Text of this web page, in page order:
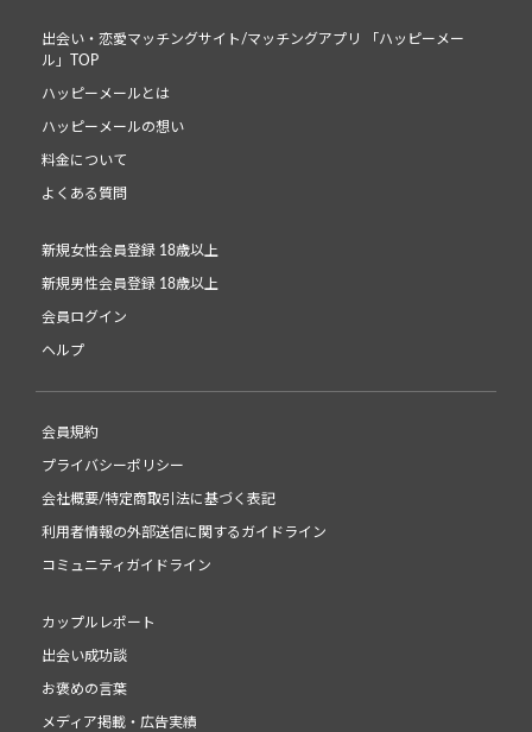
出会い・恋愛マッチングサイト/マッチングアプリ 「ハッピーメー
ル」TOP
ハッピーメールとは
ハッピーメールの想い
料金について
よくある質問
新規女性会員登録 18歳以上
新規男性会員登録 18歳以上
会員ログイン
ヘルプ
会員規約
プライバシーポリシー
会社概要/特定商取引法に基づく表記
利用者情報の外部送信に関するガイドライン
コミュニティガイドライン
カップルレポート
出会い成功談
お褒めの言葉
メディア掲載・広告実績